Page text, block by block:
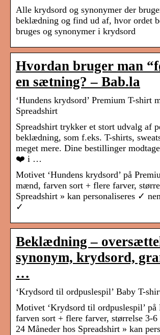
Alle krydsord og synonymer der
beklædning og find ud af, hvor ordet
bruges og synonymer i krydsord
Hvordan bruger man
en sætning? – Bab.la
‘Hundens krydsord’ Premium T-shirt
Spreadshirt
Spreadshirt trykker et stort udvalg af
beklædning, som f.eks. T-shirts,
meget mere. Dine bestillinger
❤️ i …
Motivet ‘Hundens krydsord’ på
mænd, farven sort + flere farver,
Spreadshirt » kan personaliseres ✓
✓
Beklædning –
synonym, krydsord,
…
‘Krydsord til ordpuslespil’ Baby T-
Motivet ‘Krydsord til ordpuslespil’ på
farven sort + flere farver, størrelse 3-
24 Måneder hos Spreadshirt » kan